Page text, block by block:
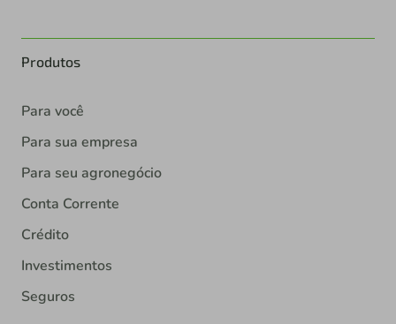
Produtos
Para você
Para sua empresa
Para seu agronegócio
Conta Corrente
Crédito
Investimentos
Seguros